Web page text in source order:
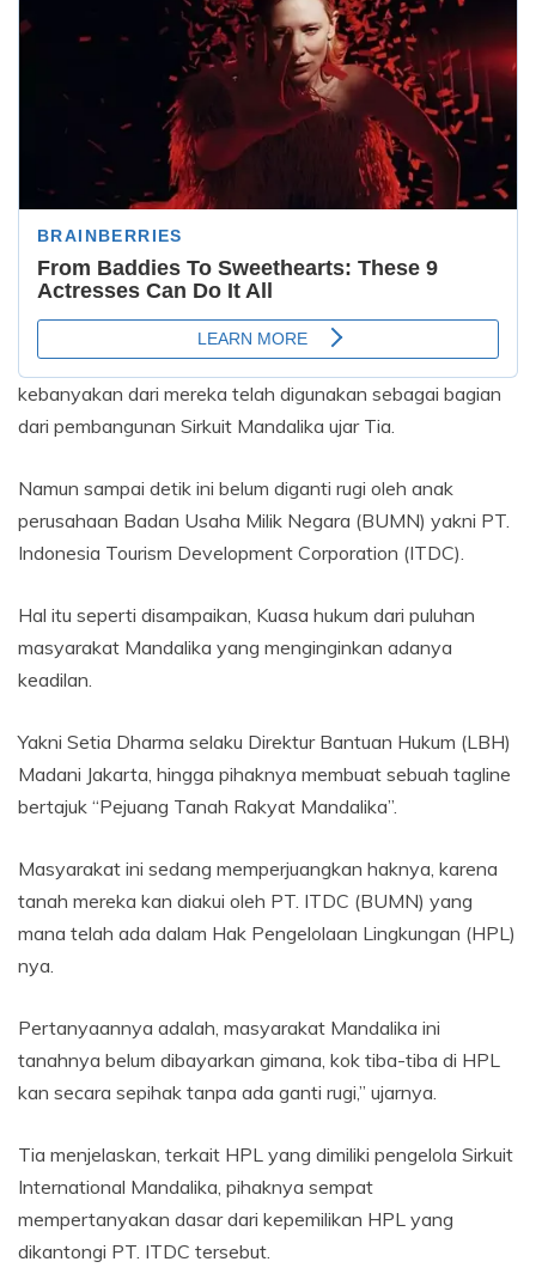
kebanyakan dari mereka telah digunakan sebagai bagian
dari pembangunan Sirkuit Mandalika ujar Tia.
Namun sampai detik ini belum diganti rugi oleh anak
perusahaan Badan Usaha Milik Negara (BUMN) yakni PT.
Indonesia Tourism Development Corporation (ITDC).
Hal itu seperti disampaikan, Kuasa hukum dari puluhan
masyarakat Mandalika yang menginginkan adanya
keadilan.
Yakni Setia Dharma selaku Direktur Bantuan Hukum (LBH)
Madani Jakarta, hingga pihaknya membuat sebuah tagline
bertajuk “Pejuang Tanah Rakyat Mandalika”.
Masyarakat ini sedang memperjuangkan haknya, karena
tanah mereka kan diakui oleh PT. ITDC (BUMN) yang
mana telah ada dalam Hak Pengelolaan Lingkungan (HPL)
nya.
Pertanyaannya adalah, masyarakat Mandalika ini
tanahnya belum dibayarkan gimana, kok tiba-tiba di HPL
kan secara sepihak tanpa ada ganti rugi,” ujarnya.
Tia menjelaskan, terkait HPL yang dimiliki pengelola Sirkuit
International Mandalika, pihaknya sempat
mempertanyakan dasar dari kepemilikan HPL yang
dikantongi PT. ITDC tersebut.